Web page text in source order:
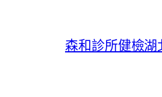
森和診所健檢